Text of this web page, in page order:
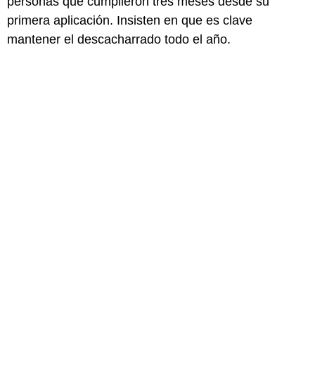
primera aplicación. Insisten en que es clave
mantener el descacharrado todo el año.